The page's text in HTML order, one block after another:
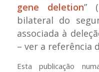
gene deletion”
bilateral do
associada à
– ver a referência
Esta publicação